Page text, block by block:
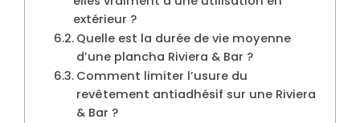
extérieur ?
Quelle est la durée de vie moyenne
d’une plancha Riviera & Bar ?
Comment limiter l’usure du
revêtement antiadhésif sur une Riviera
& Bar ?